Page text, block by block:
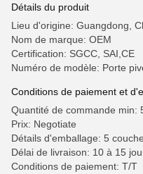
Détails du produit
Lieu d'origine: Guangdong,
Nom de marque: OEM
Certification: SGCC, SAI,CE
Numéro de modèle: Porte
Conditions de paiement et
Quantité de commande min:
Prix: Negotiate
Détails d'emballage: 5
Délai de livraison: 10 à 15
Conditions de paiement: T/T